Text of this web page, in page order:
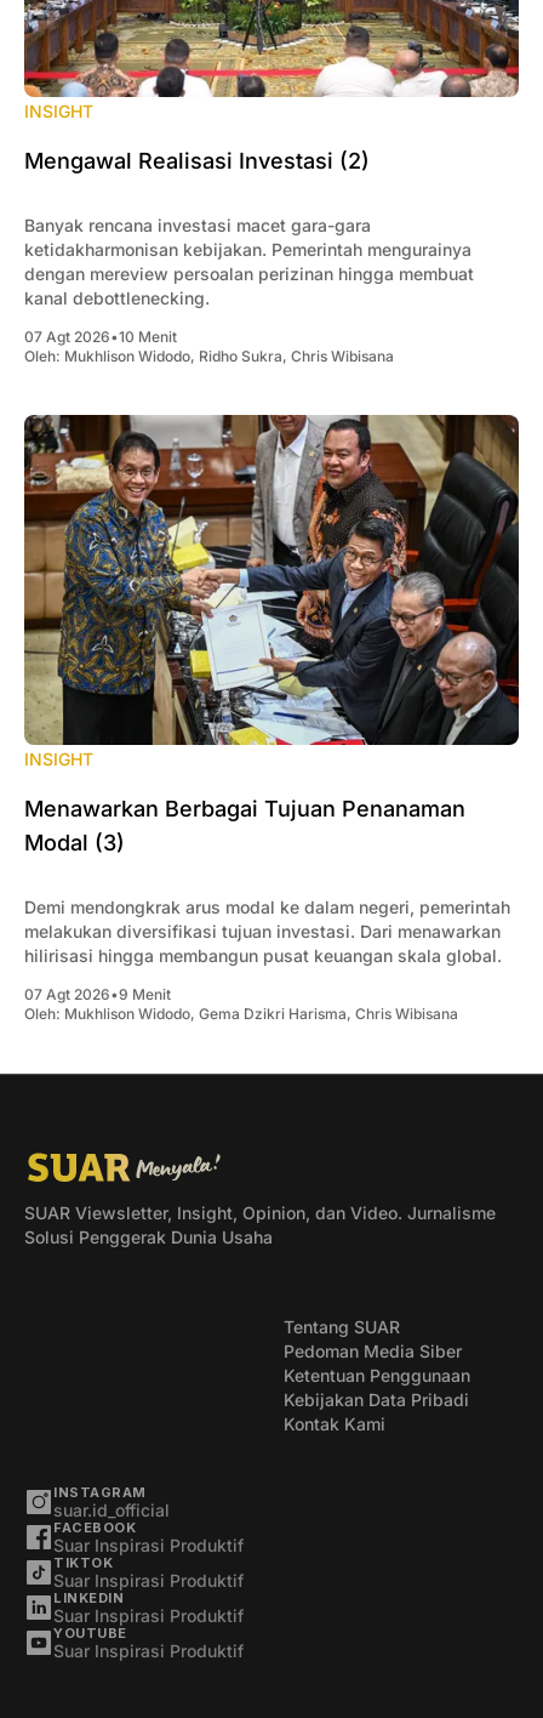
INSIGHT
Mengawal Realisasi Investasi (2)
Banyak rencana investasi macet gara-gara
ketidakharmonisan kebijakan. Pemerintah mengurainya
dengan mereview persoalan perizinan hingga membuat
kanal debottlenecking.
07 Agt 2026•10 Menit
Oleh: Mukhlison Widodo, Ridho Sukra, Chris Wibisana
INSIGHT
Menawarkan Berbagai Tujuan Penanaman
Modal (3)
Demi mendongkrak arus modal ke dalam negeri, pemerintah
melakukan diversifikasi tujuan investasi. Dari menawarkan
hilirisasi hingga membangun pusat keuangan skala global.
07 Agt 2026•9 Menit
Oleh: Mukhlison Widodo, Gema Dzikri Harisma, Chris Wibisana
SUAR Viewsletter, Insight, Opinion, dan Video. Jurnalisme
Solusi Penggerak Dunia Usaha
Tentang SUAR
Pedoman Media Siber
Ketentuan Penggunaan
Kebijakan Data Pribadi
Kontak Kami
INSTAGRAM
suar.id_official
FACEBOOK
Suar Inspirasi Produktif
TIKTOK
Suar Inspirasi Produktif
LINKEDIN
Suar Inspirasi Produktif
YOUTUBE
Suar Inspirasi Produktif